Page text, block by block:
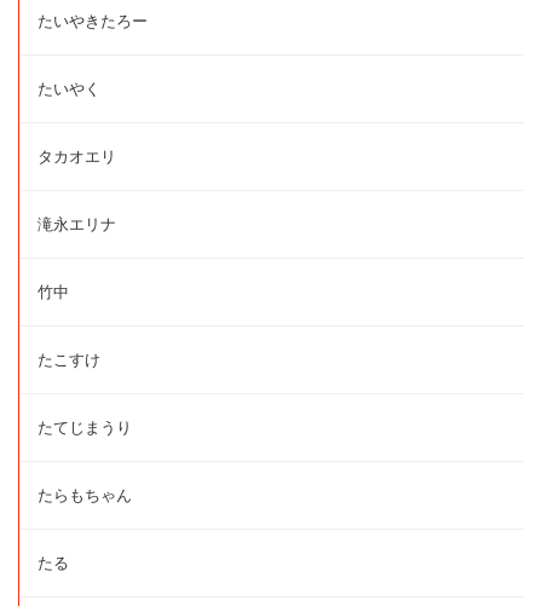
たいやきたろー
たいやく
タカオエリ
滝永エリナ
竹中
たこすけ
たてじまうり
たらもちゃん
たる